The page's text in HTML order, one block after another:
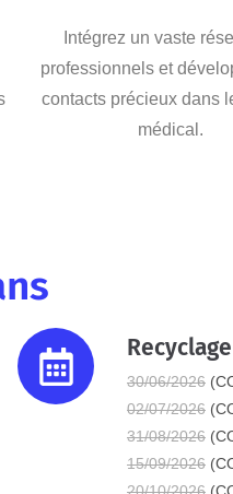
Intégrez un vaste
professionnels et
contacts précieux dans
médical.
Recyclage
30/06/2026
02/07/2026
31/08/2026
15/09/2026